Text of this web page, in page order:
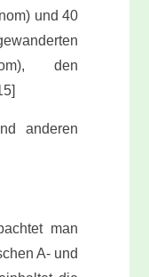
und 40
den
anderen
man
A- und